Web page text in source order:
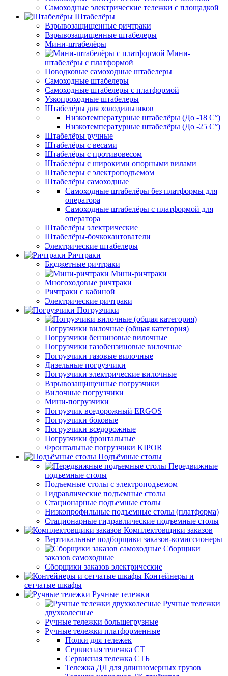
Самоходные электрические тележки с площадкой
Штабелёры
Взрывозащищенные ричтраки
Взрывозащищенные штабелеры
Мини-штабелёры
Мини-
штабелёры с платформой
Поводковые самоходные штабелеры
Самоходные штабелеры
Самоходные штабелеры с платформой
Узкопроходные штабелеры
Штабелёры для холодильников
Низкотемпературные штабелёры (До -18 C°)
Низкотемпературные штабелёры (До -25 C°)
Штабелёры ручные
Штабелёры с весами
Штабелёры с противовесом
Штабелёры с широкими опорными вилами
Штабелеры с электроподъемом
Штабелёры самоходные
Самоходные штабелёры без платформы для
оператора
Самоходные штабелёры с платформой для
оператора
Штабелёры электрические
Штабелёры-бочкокантователи
Электрические штабелеры
Ричтраки
Бюджетные ричтраки
Мини-ричтраки
Многоходовые ричтраки
Ричтраки с кабиной
Электрические ричтраки
Погрузчики
Погрузчики вилочные (общая категория)
Погрузчики бензиновые вилочные
Погрузчики газобензиновые вилочные
Погрузчики газовые вилочные
Дизельные погрузчики
Погрузчики электрические вилочные
Взрывозащищенные погрузчики
Вилочные погрузчики
Мини-погрузчики
Погрузчик вседорожный ERGOS
Погрузчики боковые
Погрузчики вседорожные
Погрузчики фронтальные
Фронтальные погрузчики KIPOR
Подъёмные столы
Передвижные
подъемные столы
Подъемные столы с электроподъемом
Гидравлические подъемные столы
Стационарные подъемные столы
Низкопрофильные подъемные столы (платформа)
Стационарные гидравлические подъемные столы
Комплектовщики заказов
Вертикальные подборщики заказов-комиссионеры
Сборщики
заказов самоходные
Сборщики заказов электрические
Контейнеры и
сетчатые шкафы
Ручные тележки
Ручные тележки
двухколесные
Ручные тележки большегрузные
Ручные тележки платформенные
Полки для тележек
Сервисная тележка СТ
Сервисная тележка СТБ
Тележка ДЛ для длинномерных грузов